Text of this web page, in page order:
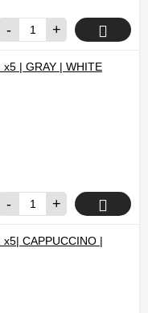
- +
| GRAY | WHITE
- +
CAPPUCCINO |